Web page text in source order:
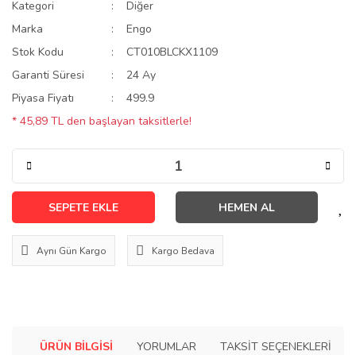
Kategori
Diğer
Marka
Engo
Stok Kodu
CT010BLCKX1109
Garanti Süresi
24 Ay
Piyasa Fiyatı
499.9
* 45,89 TL den başlayan taksitlerle!
SEPETE EKLE HEMEN AL
Aynı Gün Kargo Kargo Bedava
ÜRÜN BILGISI YORUMLAR TAKSIT SEÇENEKLERI